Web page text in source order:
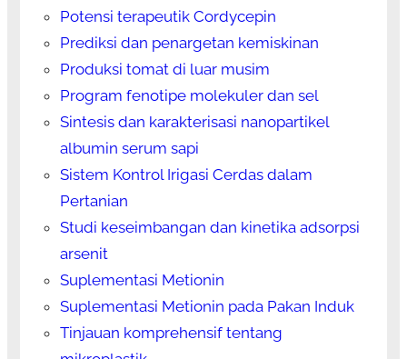
Potensi terapeutik Cordycepin
Prediksi dan penargetan kemiskinan
Produksi tomat di luar musim
Program fenotipe molekuler dan sel
Sintesis dan karakterisasi nanopartikel
albumin serum sapi
Sistem Kontrol Irigasi Cerdas dalam
Pertanian
Studi keseimbangan dan kinetika adsorpsi
arsenit
Suplementasi Metionin
Suplementasi Metionin pada Pakan Induk
Tinjauan komprehensif tentang